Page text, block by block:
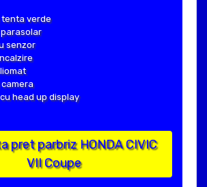
tenta verde
senzor
head up display
pret parbriz HONDA CIVIC
VII Coupe